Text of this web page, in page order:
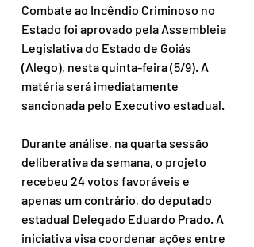
Combate ao Incêndio Criminoso no
Estado foi aprovado pela Assembleia
Legislativa do Estado de Goiás
(Alego), nesta quinta-feira (5/9). A
matéria será imediatamente
sancionada pelo Executivo estadual.
Durante análise, na quarta sessão
deliberativa da semana, o projeto
recebeu 24 votos favoráveis e
apenas um contrário, do deputado
estadual Delegado Eduardo Prado. A
iniciativa visa coordenar ações entre